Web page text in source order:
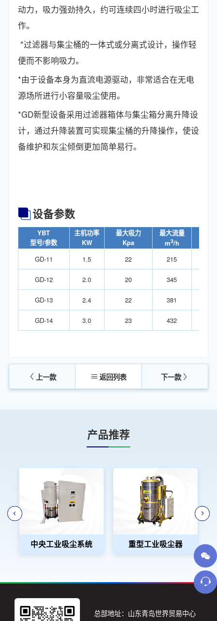
动力，吸力强劲持久，约可连续四小时进行吸尘工
作。
*过滤器与集尘桶的一体式或分离式设计，操作轻
便而不影响吸力。
*由于设备本身为直流电源驱动，非常适合在无电
源场所进行小容量吸尘使用。
*GD新型设备采用过滤器箱体与集尘箱分离升降设
计，通过升降装置可实现集尘桶的升降操作，使设
备维护和灰尘倾倒更加简单易行。
设备参数
YBT 主机功率 最大吸力 最大流量
型号/参数
KW Kpa m3/h
GD-11 1.5 22 215
GD-12 2.0 20 345
GD-13 2.4 22 381
GD-14 3.0 23 432
上一款 返回列表 下一款
产品推荐
中央工业吸尘系统 重型工业吸尘器
总部地址：山东青岛世界贸易中心